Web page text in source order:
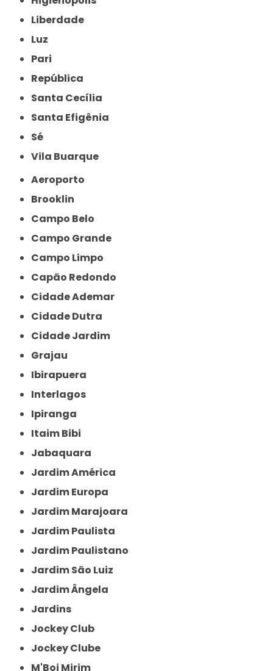
Liberdade
Luz
Pari
República
Santa Cecília
Santa Efigênia
Sé
Vila Buarque
Aeroporto
Brooklin
Campo Belo
Campo Grande
Campo Limpo
Capão Redondo
Cidade Ademar
Cidade Dutra
Cidade Jardim
Grajau
Ibirapuera
Interlagos
Ipiranga
Itaim Bibi
Jabaquara
Jardim América
Jardim Europa
Jardim Marajoara
Jardim Paulista
Jardim Paulistano
Jardim São Luiz
Jardim Ângela
Jardins
Jockey Club
Jockey Clube
M'Boi Mirim